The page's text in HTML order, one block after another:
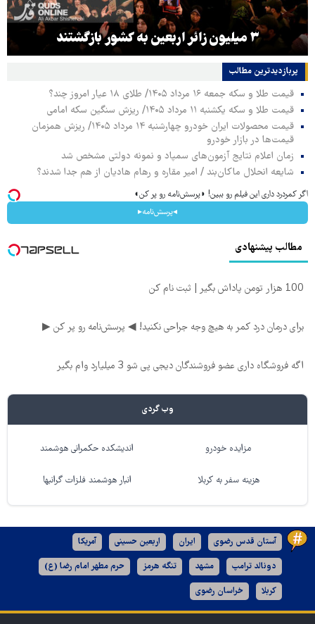
۳ میلیون زائر اربعین به کشور بازگشتند
پربازدیدترین‌ مطالب
قیمت طلا و سکه جمعه ۱۶ مرداد ۱۴۰۵/ طلای ۱۸ عیار امروز چند؟
قیمت طلا و سکه یکشنبه ۱۱ مرداد ۱۴۰۵/ ریزش سنگین سکه امامی
قیمت محصولات ایران خودرو چهارشنبه ۱۴ مرداد ۱۴۰۵/ ریزش همزمان
قیمت‌ها در بازار خودرو
زمان اعلام نتایج آزمون‌های سمپاد و نمونه دولتی مشخص شد
شایعه انحلال ماکان‌بند / امیر مقاره و رهام هادیان از هم جدا شدند؟
اگر کمردرد داری این فیلم رو ببین! ◗پرسش‌نامه رو پر کن◖
◂پرسش‌نامه▸
مطالب پیشنهادی
100 هزار تومن پاداش بگیر | ثبت نام کن
برای درمان درد کمر به هیچ وجه جراحی نکنید! ◀ پرسش‌نامه رو پر کن ▶
اگه فروشگاه داری عضو فروشندگان دیجی پی شو 3 میلیارد وام بگیر
وب گردی
مزایده خودرو اندیشکده حکمرانی هوشمند
هزینه سفر به کربلا انبار هوشمند فلزات گرانبها
آستان قدس رضوی ایران اربعین حسینی آمریکا
دونالد ترامپ مشهد تنگه هرمز حرم مطهر امام رضا (ع)
کربلا خراسان رضوی